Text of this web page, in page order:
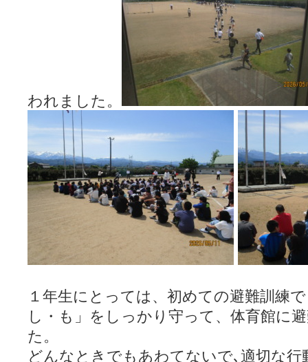
われました。
１年生にとっては、初めての避難訓練
し・も」をしっかり守って、体育館に
た。
どんなときでもあわてないで､適切な